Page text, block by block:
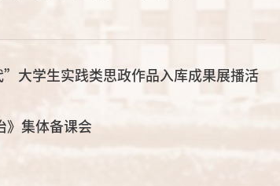
大学生实践类思政作品入库成果展播活
》集体备课会